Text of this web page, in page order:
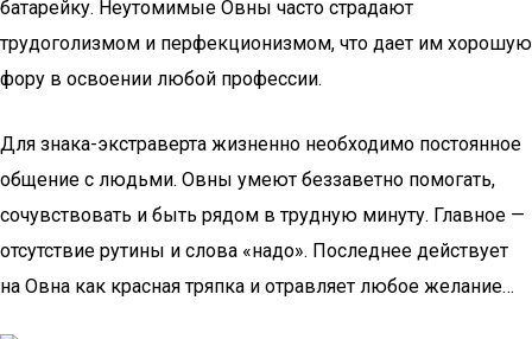
батарейку. Неутомимые Овны часто страдают
трудоголизмом и перфекционизмом, что дает им хорошую
фору в освоении любой профессии.
Для знака-экстраверта жизненно необходимо постоянное
общение с людьми. Овны умеют беззаветно помогать,
сочувствовать и быть рядом в трудную минуту. Главное —
отсутствие рутины и слова «надо». Последнее действует
на Овна как красная тряпка и отравляет любое желание…